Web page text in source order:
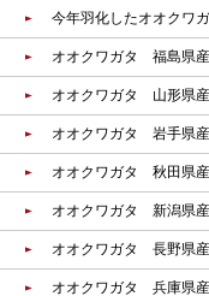
今年羽化したオオクワ
オオクワガタ 福島県産
オオクワガタ 山形県産
オオクワガタ 岩手県産
オオクワガタ 秋田県産
オオクワガタ 新潟県産
オオクワガタ 長野県産
オオクワガタ 兵庫県産